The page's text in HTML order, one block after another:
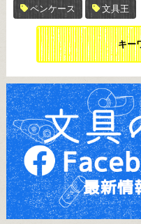
ペンケース 文具王
キー